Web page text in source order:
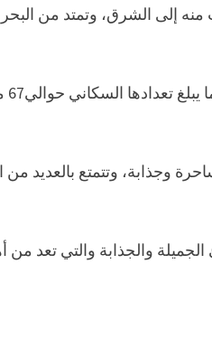
منه إلى الشرق، وتمتد من
وجذابة، وتتمتع بالعديد من
والجذابة والتي تعد من